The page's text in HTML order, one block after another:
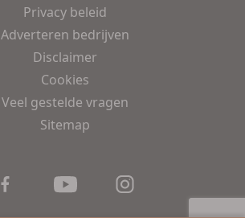
Privacy beleid
Adverteren bedrijven
Disclaimer
Cookies
Veel gestelde vragen
Sitemap